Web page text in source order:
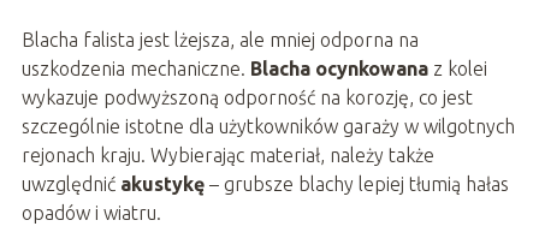
Blacha falista jest lżejsza, ale mniej odporna na
uszkodzenia mechaniczne. Blacha ocynkowanaz kolei
wykazuje podwyższoną odporność na korozję, co jest
szczególnie istotne dla użytkowników garaży w wilgotnych
rejonach kraju. Wybierając materiał, należy także
uwzględnić akustykę– grubsze blachy lepiej tłumią hałas
opadów i wiatru.